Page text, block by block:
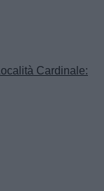
Cardinale: